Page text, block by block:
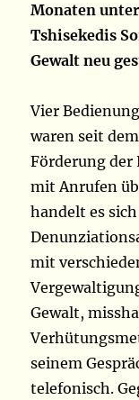
Monaten
Tshisekedis
Gewalt neu
Vier
waren seit
Förderung der
mit Anrufen
handelt es
mit
Gewalt,
seinem
telefonisch.